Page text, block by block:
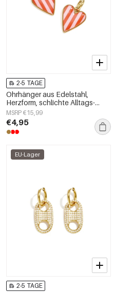
2-5 TAGE
Ohrhänger aus Edelstahl,
Herzform, schlichte Alltags-
Serie, Damenschmuck
MSRP €15,99
€4,95
EU-Lager
2-5 TAGE